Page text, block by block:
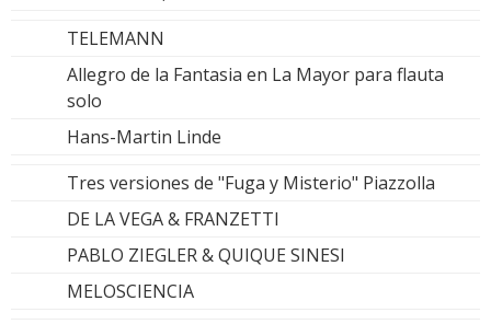
TELEMANN
Allegro de la Fantasia en La Mayor para flauta
solo
Hans-Martin Linde
Tres versiones de "Fuga y Misterio" Piazzolla
DE LA VEGA & FRANZETTI
PABLO ZIEGLER & QUIQUE SINESI
MELOSCIENCIA